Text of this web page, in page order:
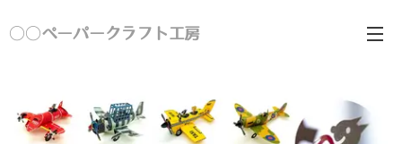
○○ペーパークラフト工房